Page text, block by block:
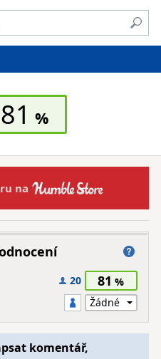
81
na
20 81
komentář,